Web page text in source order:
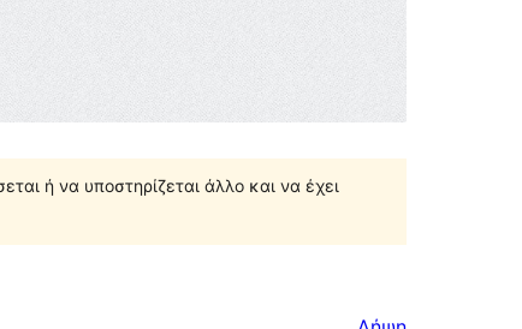
ή να υποστηρίζεται άλλο και να έχει